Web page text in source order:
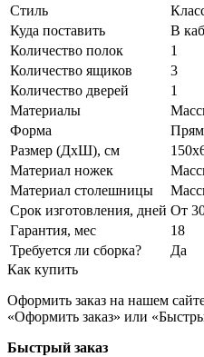
Стиль
Куда поставить
В
Количество полок
1
Количество ящиков
3
Количество дверей
1
Материалы
Форма
Размер (ДхШ), см
Материал ножек
Материал столешницы
Срок изготовления, дней От
Гарантия, мес
18
Требуется ли сборка?
Да
Как купить
Оформить заказ на нашем
«Оформить заказ» или
Быстрый заказ